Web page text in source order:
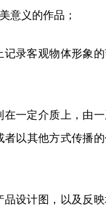
意义的作品；
录客观物体形象
一定介质上，由
者以其他方式传播
设计图，以及反